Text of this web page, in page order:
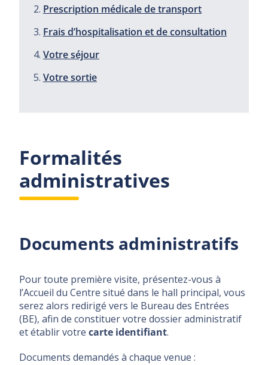
Prescription médicale de transport
Frais d’hospitalisation et de consultation
Votre séjour
Votre sortie
Formalités
administratives
Documents administratifs
Pour toute première visite, présentez-vous à
l’Accueil du Centre situé dans le hall principal, vous
serez alors redirigé vers le Bureau des Entrées
(BE), afin de constituer votre dossier administratif
et établir votre carte identifiant.
Documents demandés à chaque venue :